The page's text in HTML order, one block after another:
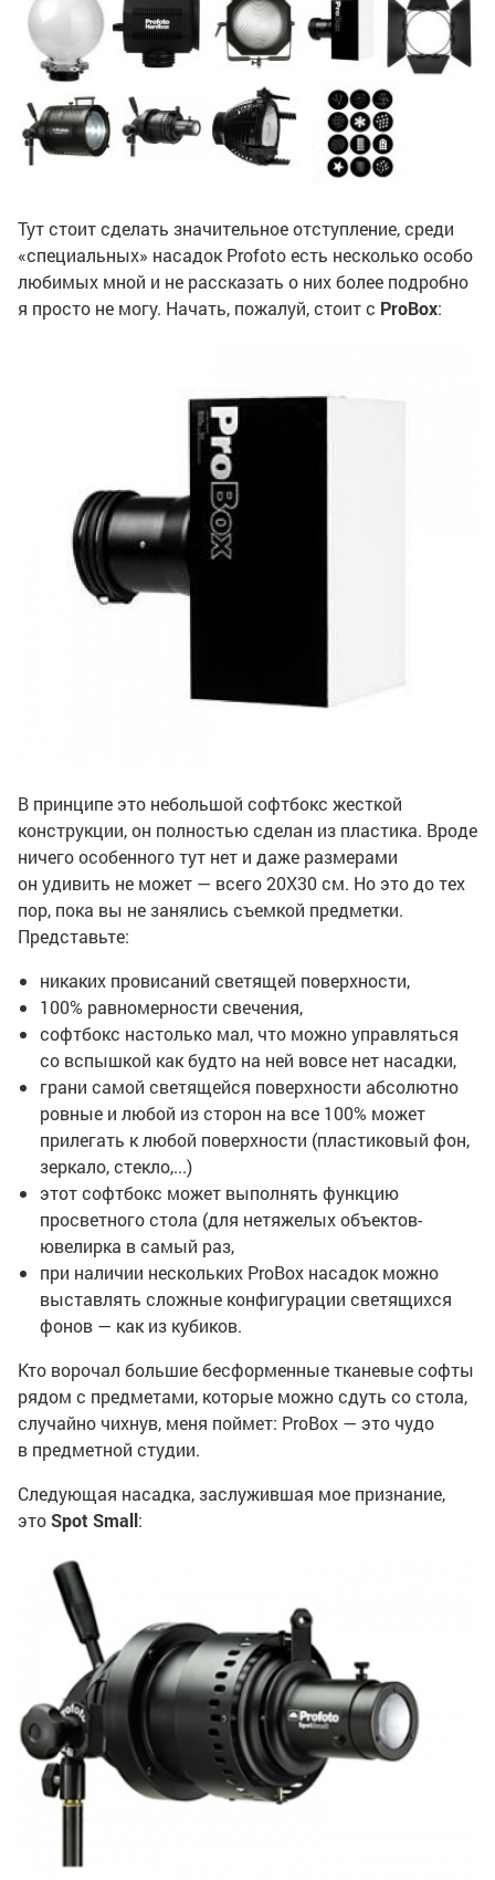
Тут стоит сделать значительное отступление, среди
«специальных» насадок Profoto есть несколько особо
любимых мной и не рассказать о них более подробно
я просто не могу. Начать, пожалуй, стоит с ProBox:
В принципе это небольшой софтбокс жесткой
конструкции, он полностью сделан из пластика. Вроде
ничего особенного тут нет и даже размерами
он удивить не может — всего 20Х30 см. Но это до тех
пор, пока вы не занялись съемкой предметки.
Представьте:
никаких провисаний светящей поверхности,
100% равномерности свечения,
софтбокс настолько мал, что можно управляться
со вспышкой как будто на ней вовсе нет насадки,
грани самой светящейся поверхности абсолютно
ровные и любой из сторон на все 100% может
прилегать к любой поверхности (пластиковый фон,
зеркало, стекло,...)
этот софтбокс может выполнять функцию
просветного стола (для нетяжелых объектов-
ювелирка в самый раз,
при наличии нескольких ProBox насадок можно
выставлять сложные конфигурации светящихся
фонов — как из кубиков.
Кто ворочал большие бесформенные тканевые софты
рядом с предметами, которые можно сдуть со стола,
случайно чихнув, меня поймет: ProBox — это чудо
в предметной студии.
Следующая насадка, заслужившая мое признание,
этоSpot Small: